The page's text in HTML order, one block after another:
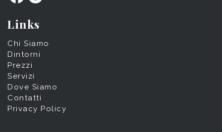
Links
Chi Siamo
Dintorni
Prezzi
Servizi
Dove Siamo
Contatti
Privacy Policy